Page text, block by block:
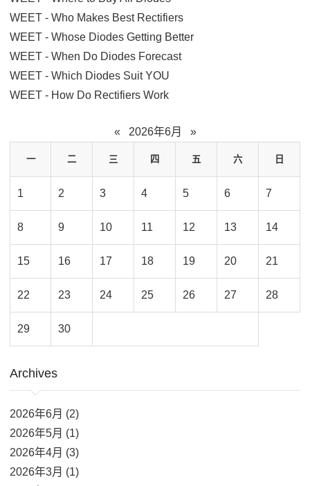
WEET - Who Makes Best Rectifiers
WEET - Whose Diodes Getting Better
WEET - When Do Diodes Forecast
WEET - Which Diodes Suit YOU
WEET - How Do Rectifiers Work
« 2026年6月 »
一 二 三 四 五 六 日
1 2 3 4 5 6 7
8 9 10 11 12 13 14
15 16 17 18 19 20 21
22 23 24 25 26 27 28
29 30
Archives
2026年6月 (2)
2026年5月 (1)
2026年4月 (3)
2026年3月 (1)